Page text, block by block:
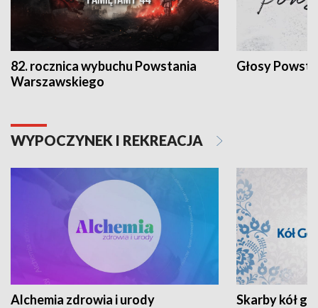
82. rocznica wybuchu Powstania
Warszawskiego
Głosy
WYPOCZYNEK I REKREACJA
Alchemia zdrowia i urody Skarby kół